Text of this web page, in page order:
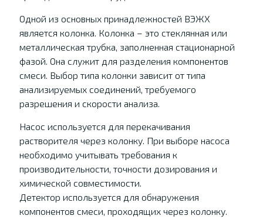
Одной из основных принадлежностей ВЭЖХ
является колонка. Колонка – это стеклянная или
металлическая трубка, заполненная стационарной
фазой. Она служит для разделения компонентов
смеси. Выбор типа колонки зависит от типа
анализируемых соединений, требуемого
разрешения и скорости анализа.
Насос используется для перекачивания
растворителя через колонку. При выборе насоса
необходимо учитывать требования к
производительности, точности дозирования и
химической совместимости.
Детектор используется для обнаружения
компонентов смеси, проходящих через колонку.